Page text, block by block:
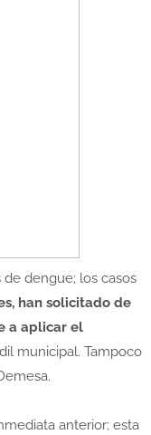
dengue; los casos
han solicitado de
a aplicar el
municipal. Tampoco
anterior; esta